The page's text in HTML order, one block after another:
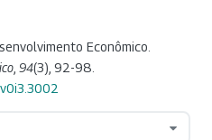
Econômico.
94(3), 92-98.